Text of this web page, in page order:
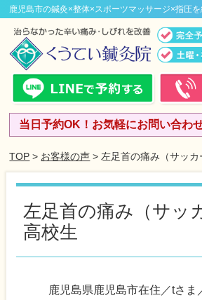
鹿児島市の鍼灸×整体×スポーツマッサージ×指圧
当日予約OK！お気軽にお問い合わ
TOP > お客様の声 > 左足首の痛み（サッ
左足首の痛み（サッ
高校生
鹿児島県鹿児島市在住／tさ